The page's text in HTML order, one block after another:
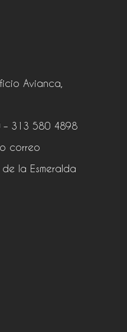
Avianca,
– 313 580 4898
correo
la Esmeralda